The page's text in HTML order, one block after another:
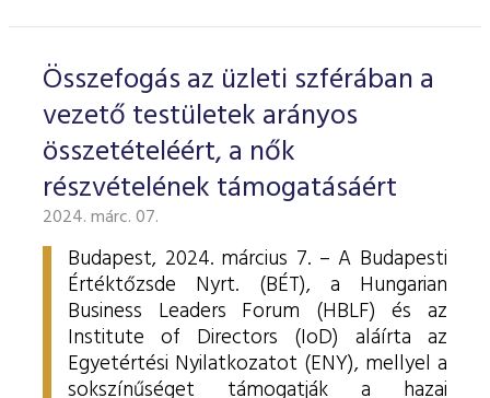
Összefogás az üzleti szférában a
vezető testületek arányos
összetételéért, a nők
részvételének támogatásáért
2024. márc. 07.
Budapest, 2024. március 7. – A Budapesti
Értéktőzsde Nyrt. (BÉT), a Hungarian
Business Leaders Forum (HBLF) és az
Institute of Directors (IoD) aláírta az
Egyetértési Nyilatkozatot (ENY), mellyel a
sokszínűséget támogatják a hazai